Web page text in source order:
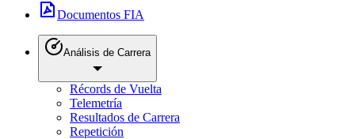
Documentos FIA
Análisis de Carrera
Récords de Vuelta
Telemetría
Resultados de Carrera
Repetición